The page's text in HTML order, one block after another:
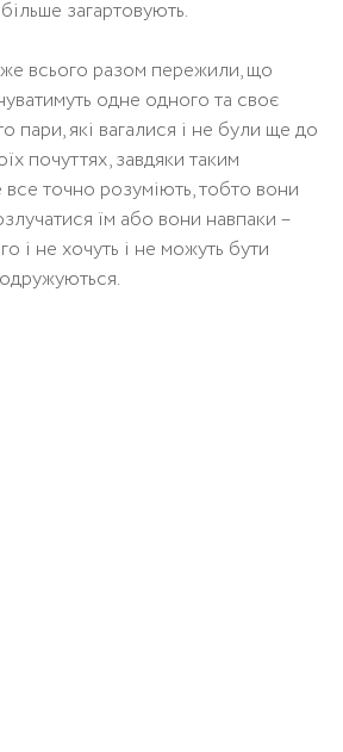
загартовують.
всього разом пережили, що
одне одного та своє
пари, які вагалися і не були ще до
почуттях, завдяки таким
точно розуміють, тобто вони
їм або вони навпаки –
і не хочуть і не можуть бути